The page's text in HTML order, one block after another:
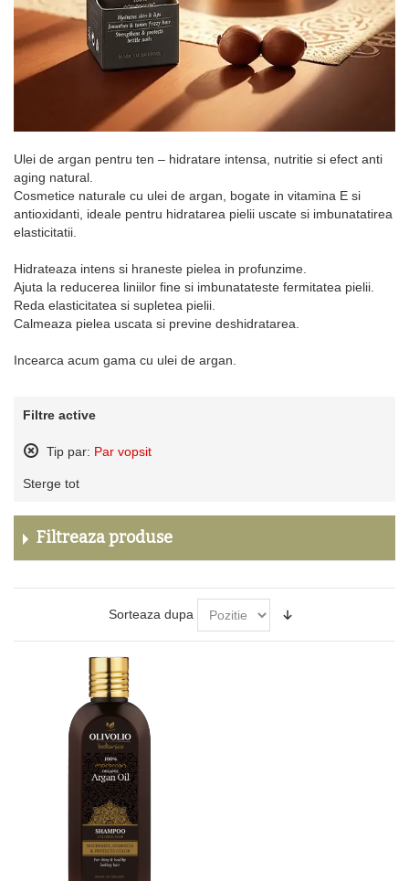
Ulei de argan pentru ten – hidratare intensa, nutritie si efect anti
aging natural.
Cosmetice naturale cu ulei de argan, bogate in vitamina E si
antioxidanti, ideale pentru hidratarea pielii uscate si imbunatatirea
elasticitatii.
Hidrateaza intens si hraneste pielea in profunzime.
Ajuta la reducerea liniilor fine si imbunatateste fermitatea pielii.
Reda elasticitatea si supletea pielii.
Calmeaza pielea uscata si previne deshidratarea.
Incearca acum gama cu ulei de argan.
Filtre active
Tip par: Par vopsit
acest
Sterge tot
Filtreaza produse
Sorteaza dupa